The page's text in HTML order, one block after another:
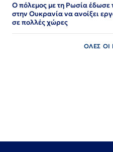
Ο πόλεμος με τη Ρωσία έδωσε
στην Ουκρανία να ανοίξει
σε πολλές χώρες
ΟΛΕΣ ΟΙ